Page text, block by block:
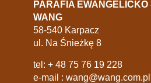
PARAFIA
WANG
58-540 Karpacz
ul. Na Śnieżkę 8
tel: + 48 75 76 19 228
e-mail : wang@wang.com.pl